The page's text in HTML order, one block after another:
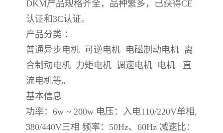
DKM产品规格齐全，品种繁多，已获得CE
认证和3C认证。
产品分类 ：
普通异步电机 可逆电机 电磁制动电机 离
合制动电机 力矩电机 调速电机 电机 直
流电机等。
基本信息
功率：6w ~ 200w 电压：入电110/220V单相,
380/440V三相 频率：50Hz、60Hz 减速比：